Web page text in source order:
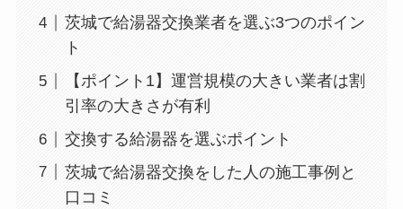
茨城で給湯器交換業者を選ぶ3つのポイン
ト
【ポイント1】運営規模の大きい業者は割
引率の大きさが有利
交換する給湯器を選ぶポイント
茨城で給湯器交換をした人の施工事例と
口コミ